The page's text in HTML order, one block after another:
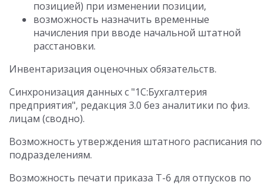
позицией) при изменении позиции,
возможность назначить временные
начисления при вводе начальной штатной
расстановки.
Инвентаризация оценочных обязательств.
Синхронизация данных с "1С:Бухгалтерия
предприятия", редакция 3.0 без аналитики по физ.
лицам (сводно).
Возможность утверждения штатного расписания по
подразделениям.
Возможность печати приказа Т-6 для отпусков по